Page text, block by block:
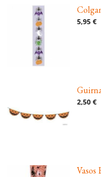
5,95 €
2,50 €
Vasos